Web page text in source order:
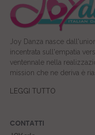
Joy Danza nasce
incentrata sull'empatia
ventennale nella
mission che ne deriva è
LEGGI TUTTO
CONTATTI